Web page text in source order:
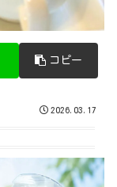
コピー
2026.03.17